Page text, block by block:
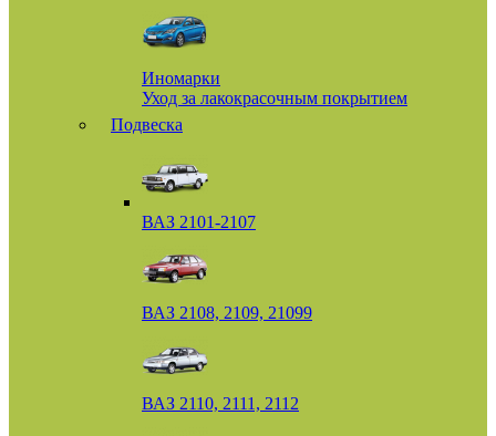
Иномарки
Уход за лакокрасочным покрытием
Подвеска
ВАЗ 2101-2107
ВАЗ 2108, 2109, 21099
ВАЗ 2110, 2111, 2112